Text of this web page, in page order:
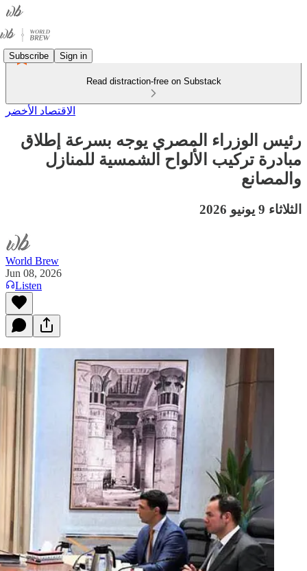
Subscribe Sign in
Read distraction-free on Substack
الاقتصاد الأخضر
رئيس الوزراء المصري يوجه بسرعة إطلاق
مبادرة تركيب الألواح الشمسية للمنازل
والمصانع
الثلاثاء 9 يونيو 2026
World Brew
Jun 08, 2026
Listen